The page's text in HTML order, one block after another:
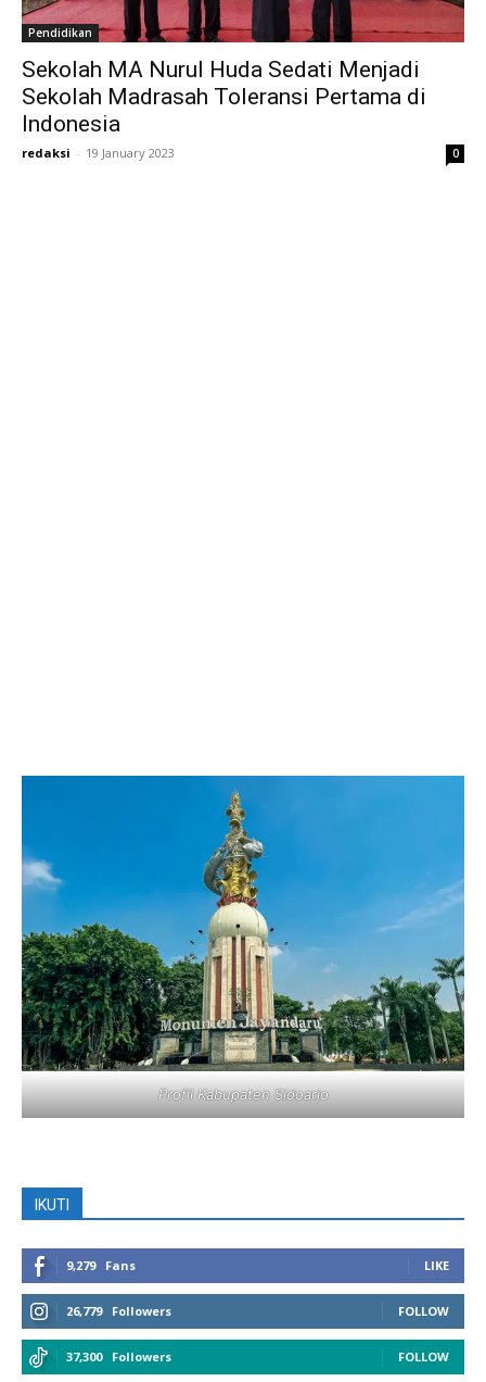
Pendidikan
Sekolah MA Nurul Huda Sedati Menjadi
Sekolah Madrasah Toleransi Pertama di
Indonesia
redaksi - 19 January 2023 0
Profil Kabupaten Sidoarjo
IKUTI
9,279 Fans LIKE
26,779 Followers FOLLOW
37,300 Followers FOLLOW